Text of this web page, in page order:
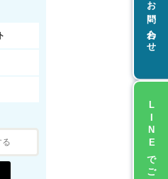
お問い合わせ
LINEでご相談